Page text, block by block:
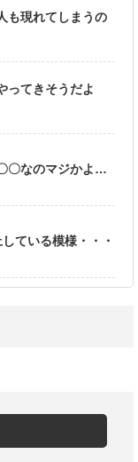
も現れてしまうの
ってきそうだよ
〇なのマジかよ…
ている模様・・・